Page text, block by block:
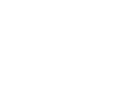
力。直到一家神秘宠兽店